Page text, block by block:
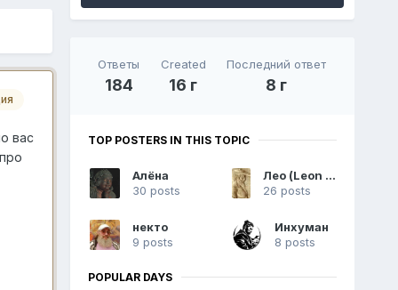
вас
Ответы
184
Created
16 г
Последний ответ
8 г
TOP POSTERS IN THIS TOPIC
Алёна
30 posts
Лео (Leon Altanero)
26 posts
некто
9 posts
Инхуман
8 posts
POPULAR DAYS